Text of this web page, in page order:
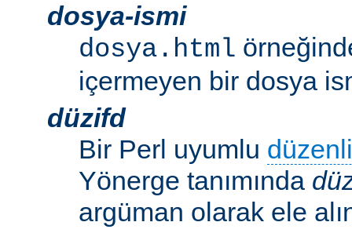
dosya-ismi
dosya.html
içermeyen bir dosya
düzifd
Bir Perl uyumlu
Yönerge tanımında
argüman olarak ele